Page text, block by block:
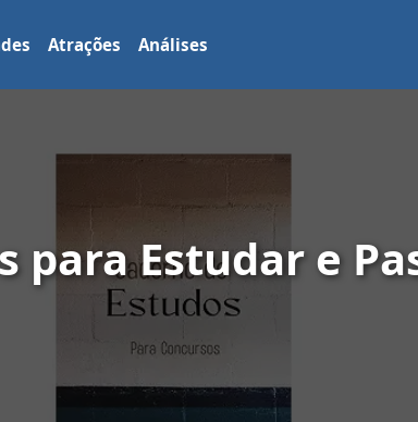
Atrações Análises
para Estudar e